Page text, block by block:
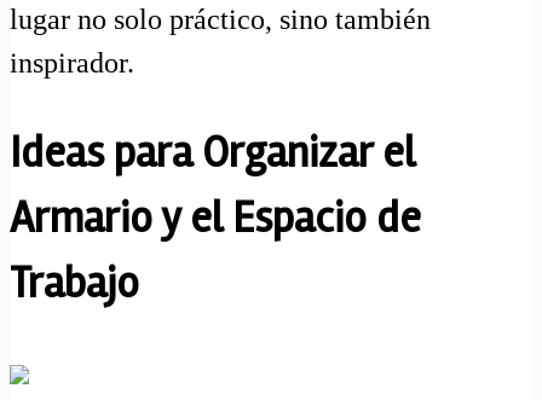
lugar no solo práctico, sino también
inspirador.
Ideas para Organizar el
Armario y el Espacio de
Trabajo